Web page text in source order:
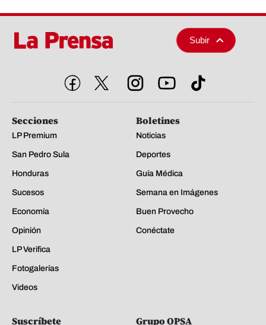
Subir
Secciones
LP Premium
San Pedro Sula
Honduras
Sucesos
Economía
Opinión
LP Verifica
Fotogalerías
Videos
Boletines
Noticias
Deportes
Guía Médica
Semana en Imágenes
Buen Provecho
Conéctate
Suscríbete Grupo OPSA